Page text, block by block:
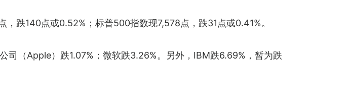
跌140点或0.52%；标普500指数现7,578点，跌31点或0.41%。
（Apple）跌1.07%；微软跌3.26%。另外，IBM跌6.69%，暂为跌